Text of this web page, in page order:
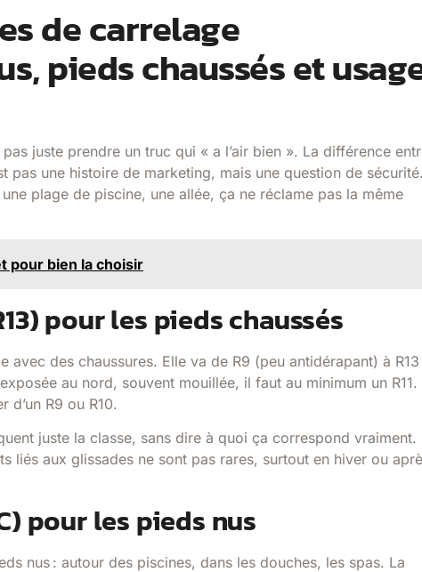
de carrelage
pieds chaussés et
juste prendre un truc qui « a l’air bien ». La différence
pas une histoire de marketing, mais une question de sécurité.
plage de piscine, une allée, ça ne réclame pas la même
pour bien la choisir
pour les pieds chaussés
avec des chaussures. Elle va de R9 (peu antidérapant) à R13
au nord, souvent mouillée, il faut au minimum un R11.
R9 ou R10.
juste la classe, sans dire à quoi ça correspond vraiment.
liés aux glissades ne sont pas rares, surtout en hiver ou
pour les pieds nus
nus : autour des piscines, dans les douches, les spas. La